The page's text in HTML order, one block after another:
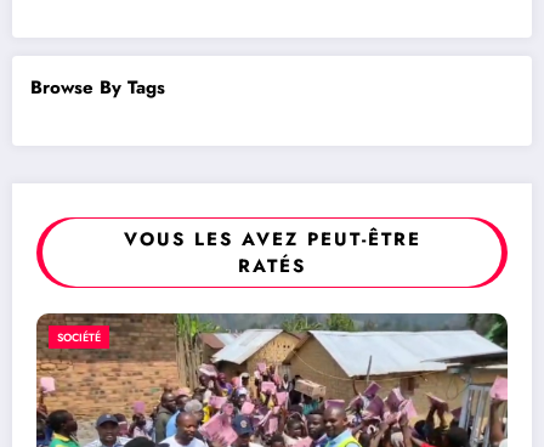
Browse By Tags
VOUS LES AVEZ PEUT-ÊTRE
RATÉS
POLITIQUE
RDC/ POLITIQUE : Aimé
plaide pour un tribunal
rendre justice aux victimes
RDC
5 août 2026 Rédaction